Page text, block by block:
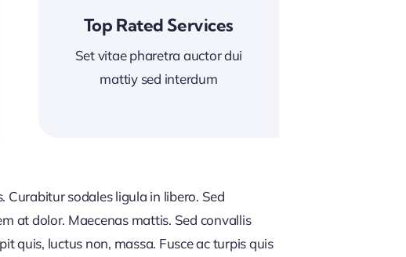
Top Rated Services
Set vitae pharetra auctor dui
mattiy sed interdum
sodales ligula in libero. Sed
at dolor. Maecenas mattis. Sed convallis
quis, luctus non, massa. Fusce ac turpis quis